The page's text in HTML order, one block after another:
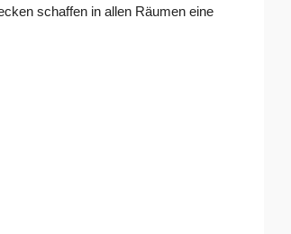
schaffen in allen Räumen eine